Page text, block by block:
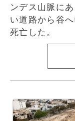
ンデス山脈に
い道路から谷
死亡した。